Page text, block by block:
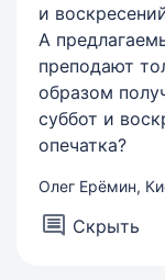
и
А
преподают
образом
суббот и
опечатка?
Олег Ерёмин,
Скрыть